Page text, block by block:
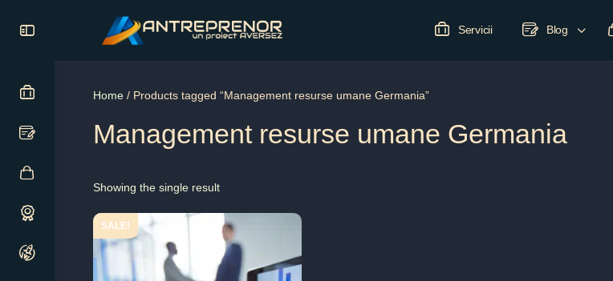
Servicii Blog
Home / Products tagged “Management resurse umane Germania”
Management resurse umane Germania
Showing the single result
SALE!